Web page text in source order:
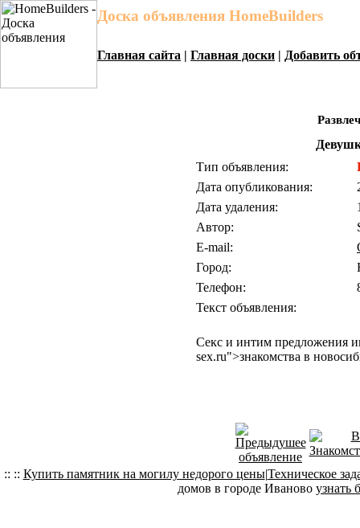
Доска объявления HomeBuilders
Главная сайта | Главная доски | Добавить
Тип объявления:
Дата опубликования:
Дата удаления:
Автор:
E-mail:
Город:
Телефон:
Текст объявления:
Cекс и интим предложения
sex.ru">знакомства в
:: :: Купить памятник на могилу недорого цены|Техническое
домов в городе Иваново узнать